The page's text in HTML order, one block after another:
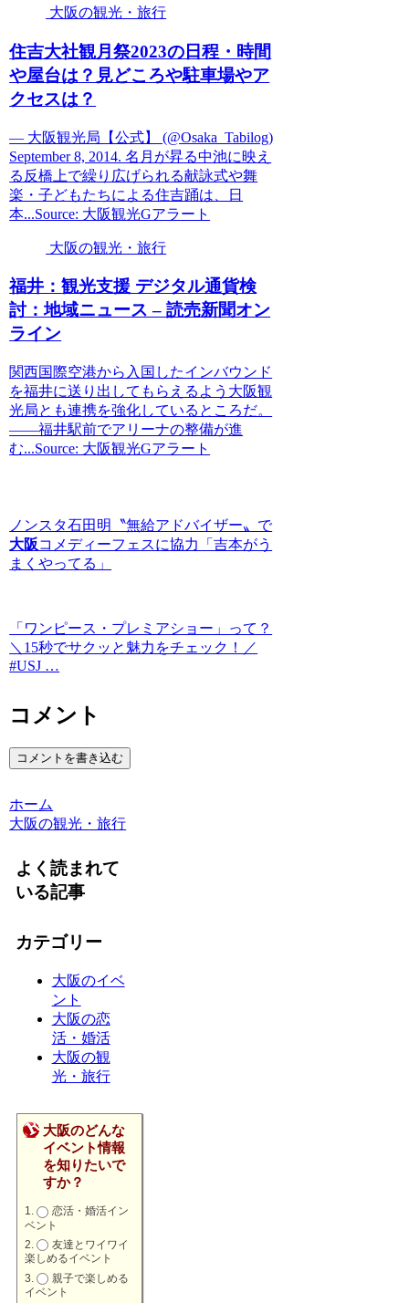
大阪の観光・旅行
住吉大社観月祭2023の日程・時間
や屋台は？見どころや駐車場やア
クセスは？
— 大阪観光局【公式】 (@Osaka_Tabilog)
September 8, 2014. 名月が昇る中池に映え
る反橋上で繰り広げられる献詠式や舞
楽・子どもたちによる住吉踊は、日
本...Source: 大阪観光Gアラート
大阪の観光・旅行
福井：観光支援 デジタル通貨検
討：地域ニュース – 読売新聞オン
ライン
関西国際空港から入国したインバウンド
を福井に送り出してもらえるよう大阪観
光局とも連携を強化しているところだ。
――福井駅前でアリーナの整備が進
む...Source: 大阪観光Gアラート
ノンスタ石田明〝無給アドバイザー〟で
大阪コメディーフェスに協力「吉本がう
まくやってる」
「ワンピース・プレミアショー」って？
＼15秒でサクッと魅力をチェック！／
#USJ …
コメント
コメントを書き込む
ホーム
大阪の観光・旅行
よく読まれて
いる記事
カテゴリー
大阪のイベ
ント
大阪の恋
活・婚活
大阪の観
光・旅行
大阪のどんな
イベント情報
を知りたいで
すか？
恋活・婚活イン
ベント
友達とワイワイ
楽しめるイベント
親子で楽しめる
イベント